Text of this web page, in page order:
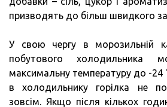
призводять до більш швидкого
У свою чергу в морозильній
побутового холодильника
максимальну температуру до -24
в холодильнику горілка не
зовсім. Якщо після кількох